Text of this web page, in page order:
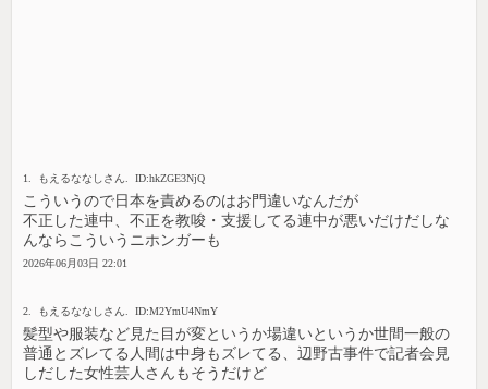
1. もえるななしさん. ID:hkZGE3NjQ
こういうので日本を責めるのはお門違いなんだが
不正した連中、不正を教唆・支援してる連中が悪いだけだしな
んならこういうニホンガーも
2026年06月03日 22:01
2. もえるななしさん. ID:M2YmU4NmY
髪型や服装など見た目が変というか場違いというか世間一般の
普通とズレてる人間は中身もズレてる、辺野古事件で記者会見
しだした女性芸人さんもそうだけど